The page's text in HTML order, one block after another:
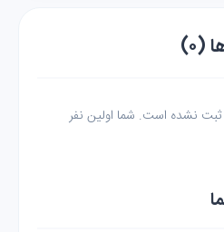
(۰)
ثبت نشده است. شما اولین نفر